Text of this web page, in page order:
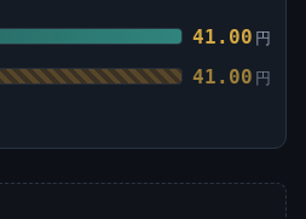
41.00 円
41.00 円